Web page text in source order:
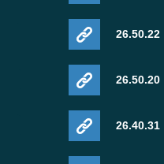
26.50.22
26.50.20
26.40.31